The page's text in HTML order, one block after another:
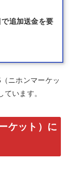
追加送金を要
ニホンマーケッ
います。
ケット）に